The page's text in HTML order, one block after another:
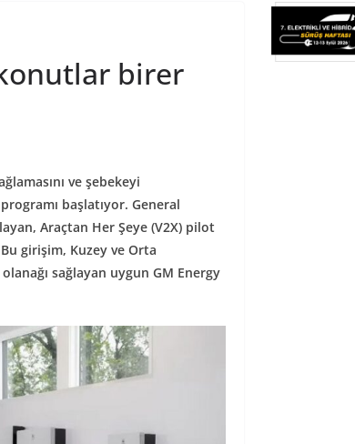
birer
ve şebekeyi
başlatıyor. General
Araçtan Her Şeye (V2X) pilot
girişim, Kuzey ve Orta
sağlayan uygun GM Energy